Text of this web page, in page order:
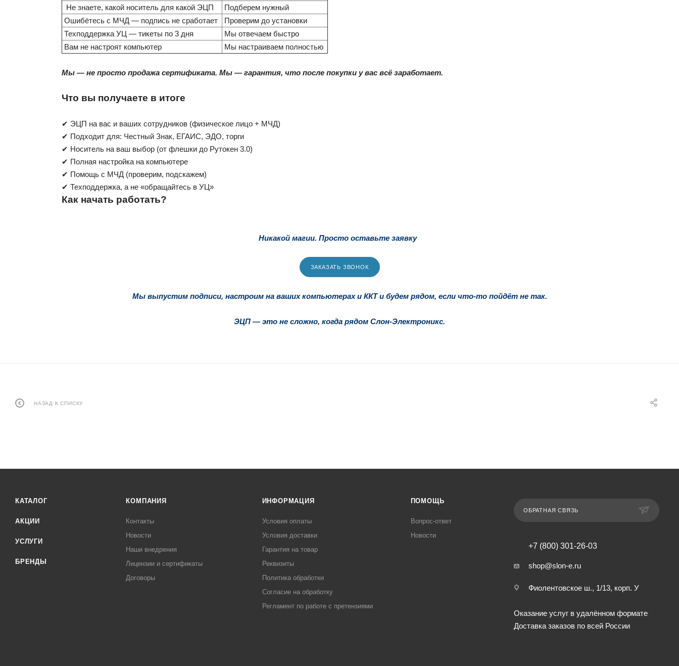
Не знаете, какой носитель для какой ЭЦП
Подберем нужный
Ошибётесь с МЧД — подпись не сработает
Проверим до установки
Техподдержка УЦ — тикеты по 3 дня
Мы отвечаем быстро
Вам не настроят компьютер
Мы настраиваем полностью
Мы — не просто продажа сертификата. Мы — гарантия, что после покупки у вас всё заработает.
Что вы получаете в итоге
✔ ЭЦП на вас и ваших сотрудников (физическое лицо + МЧД)
✔ Подходит для: Честный Знак, ЕГАИС, ЭДО, торги
✔ Носитель на ваш выбор (от флешки до Рутокен 3.0)
✔ Полная настройка на компьютере
✔ Помощь с МЧД (проверим, подскажем)
✔ Техподдержка, а не «обращайтесь в УЦ»
Как начать работать?
Никакой магии. Просто оставьте заявку
ЗАКАЗАТЬ ЗВОНОК
Мы выпустим подписи, настроим на ваших компьютерах и ККТ и будем рядом, если что-то пойдёт не так.
ЭЦП — это не сложно, когда рядом Слон-Электроникс.
НАЗАД К СПИСКУ
КАТАЛОГ
АКЦИИ
УСЛУГИ
БРЕНДЫ
КОМПАНИЯ
Контакты
Новости
Наши внедрения
Лицензии и сертификаты
Договоры
ИНФОРМАЦИЯ
Условия оплаты
Условия доставки
Гарантия на товар
Реквизиты
Политика обработки
Согласие на обработку
Регламент по работе с претензиями
ПОМОЩЬ
Вопрос-ответ
Новости
ОБРАТНАЯ СВЯЗЬ
+7 (800) 301-26-03
shop@slon-e.ru
Фиолентовское ш., 1/13, корп. У
Оказание услуг в удалённом формате
Доставка заказов по всей России